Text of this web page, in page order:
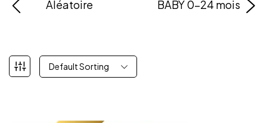
Aléatoire BABY 0-24 mois
Default Sorting